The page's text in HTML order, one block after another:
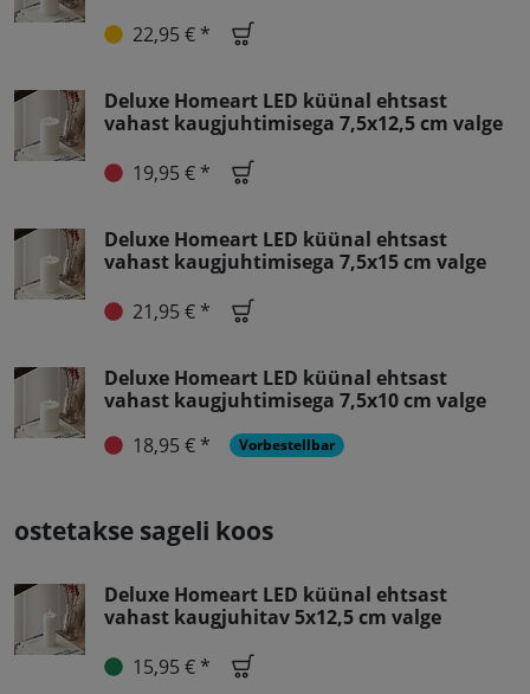
22,95 € *
Deluxe Homeart LED küünal ehtsast
vahast kaugjuhtimisega 7,5x12,5 cm valge
19,95 € *
Deluxe Homeart LED küünal ehtsast
vahast kaugjuhtimisega 7,5x15 cm valge
21,95 € *
Deluxe Homeart LED küünal ehtsast
vahast kaugjuhtimisega 7,5x10 cm valge
18,95 € *
Vorbestellbar
ostetakse sageli koos
Deluxe Homeart LED küünal ehtsast
vahast kaugjuhitav 5x12,5 cm valge
15,95 € *